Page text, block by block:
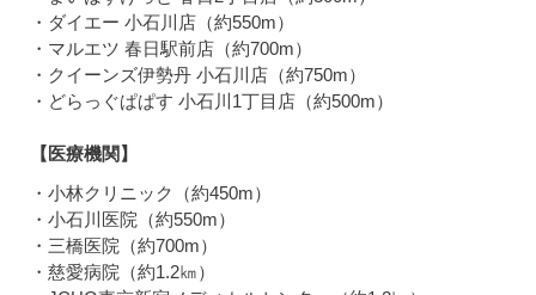
・ダイエー 小石川店（約550m）
・マルエツ 春日駅前店（約700m）
・クイーンズ伊勢丹 小石川店（約750m）
・どらっぐぱぱす 小石川1丁目店（約500m）
【医療機関】
・小林クリニック（約450m）
・小石川医院（約550m）
・三橋医院（約700m）
・慈愛病院（約1.2㎞）